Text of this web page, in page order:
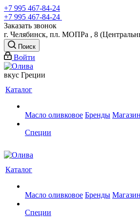
+7 995 467‑84‑24
+7 995 467‑84‑24
Заказать звонок
г. Челябинск, пл. МОПРа , 8
Поиск
Войти
вкус Греции
Каталог
Масло оливковое
Специи
Бренды Магазин
Каталог
Масло оливковое
Специи
Бренды Магазин